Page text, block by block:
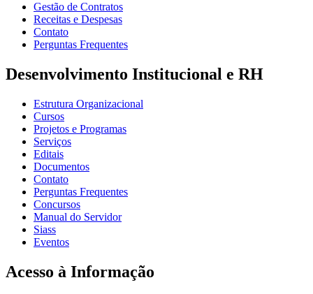
Gestão de Contratos
Receitas e Despesas
Contato
Perguntas Frequentes
Desenvolvimento Institucional e RH
Estrutura Organizacional
Cursos
Projetos e Programas
Serviços
Editais
Documentos
Contato
Perguntas Frequentes
Concursos
Manual do Servidor
Siass
Eventos
Acesso à Informação